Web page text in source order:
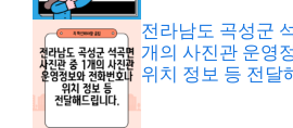
전라남도 곡성군
개의 사진관 운영
위치 정보 등 전달